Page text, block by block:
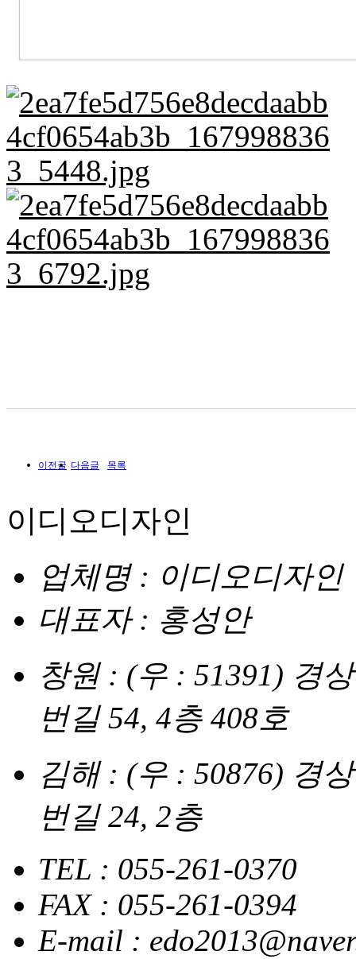
이전글 다음글 목록
이디오디자인
업체명 : 이디오디자인
대표자 : 홍성안
창원 : (우 : 51391) 경
번길 54, 4층 408호
김해 : (우 : 50876) 경
번길 24, 2층
TEL : 055-261-0370
FAX : 055-261-0394
E-mail :